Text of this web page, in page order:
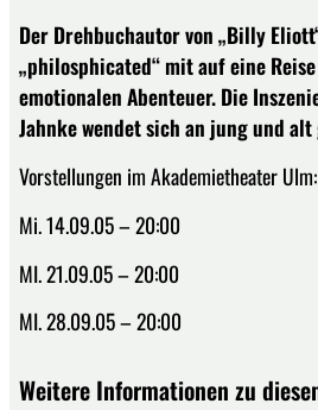
Der Drehbuchautor von „Billy
„philosphicated“ mit auf eine
emotionalen Abenteuer. Die
Jahnke wendet sich an jung und
Vorstellungen im Akademietheater Ulm:
Mi. 14.09.05 – 20:00
MI. 21.09.05 – 20:00
MI. 28.09.05 – 20:00
Weitere Informationen zu